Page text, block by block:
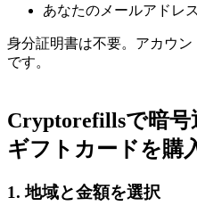
あなたのメールアドレス
身分証明書は不要。アカウ
です。
Cryptorefillsで暗
ギフトカードを購
1. 地域と金額を選択